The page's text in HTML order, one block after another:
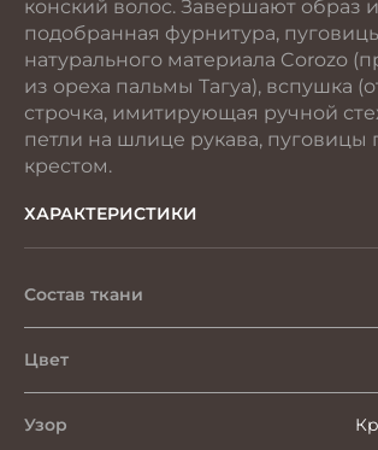
конский волос. Завершают образ
подобранная фурнитура,
натурального материала Corozo
из ореха пальмы Тагуа), вспушка
строчка, имитирующая ручной
петли на шлице рукава,
крестом.
ХАРАКТЕРИСТИКИ
Состав ткани
Цвет
Узор